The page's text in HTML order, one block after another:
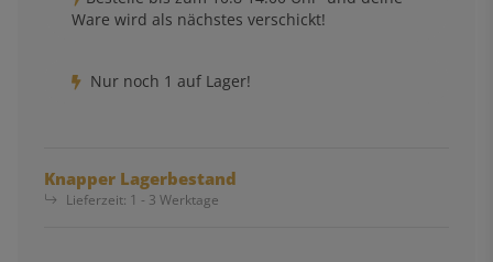
Ware wird als nächstes verschickt!
Nur noch 1 auf Lager!
Knapper Lagerbestand
Lieferzeit: 1 - 3 Werktage